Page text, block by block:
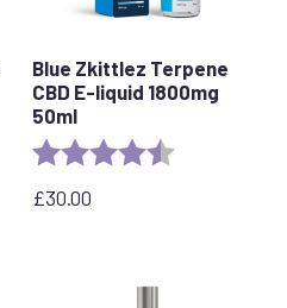
Blue Zkittlez Terpene
CBD E-liquid 1800mg
50ml
Valutazione:
£30.00